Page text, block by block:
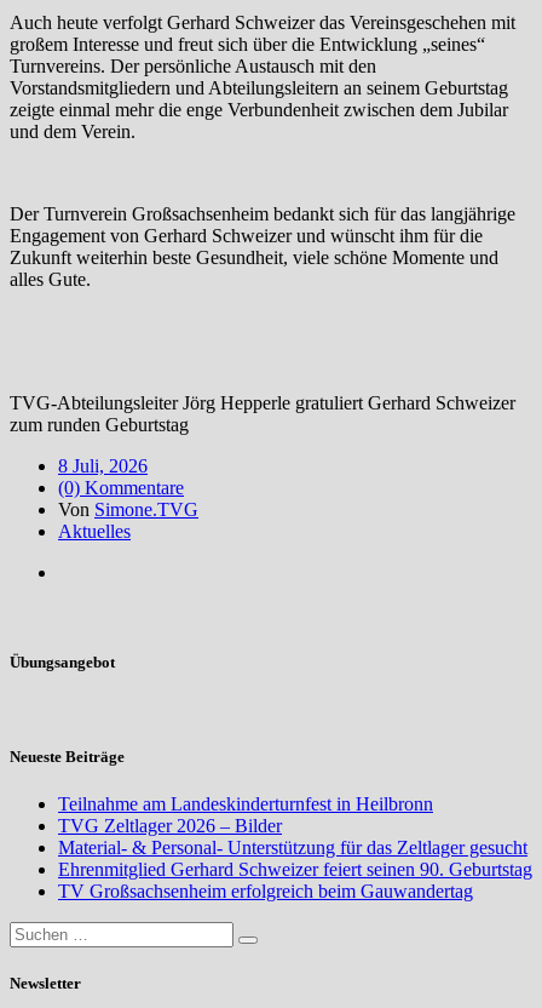
Auch heute verfolgt Gerhard Schweizer das Vereinsgeschehen mit
großem Interesse und freut sich über die Entwicklung „seines“
Turnvereins. Der persönliche Austausch mit den
Vorstandsmitgliedern und Abteilungsleitern an seinem Geburtstag
zeigte einmal mehr die enge Verbundenheit zwischen dem Jubilar
und dem Verein.
Der Turnverein Großsachsenheim bedankt sich für das langjährige
Engagement von Gerhard Schweizer und wünscht ihm für die
Zukunft weiterhin beste Gesundheit, viele schöne Momente und
alles Gute.
TVG-Abteilungsleiter Jörg Hepperle gratuliert Gerhard Schweizer
zum runden Geburtstag
8 Juli, 2026
(0) Kommentare
Von Simone.TVG
Aktuelles
Übungsangebot
Neueste Beiträge
Teilnahme am Landeskinderturnfest in Heilbronn
TVG Zeltlager 2026 – Bilder
Material- & Personal- Unterstützung für das Zeltlager gesucht
Ehrenmitglied Gerhard Schweizer feiert seinen 90. Geburtstag
TV Großsachsenheim erfolgreich beim Gauwandertag
Newsletter